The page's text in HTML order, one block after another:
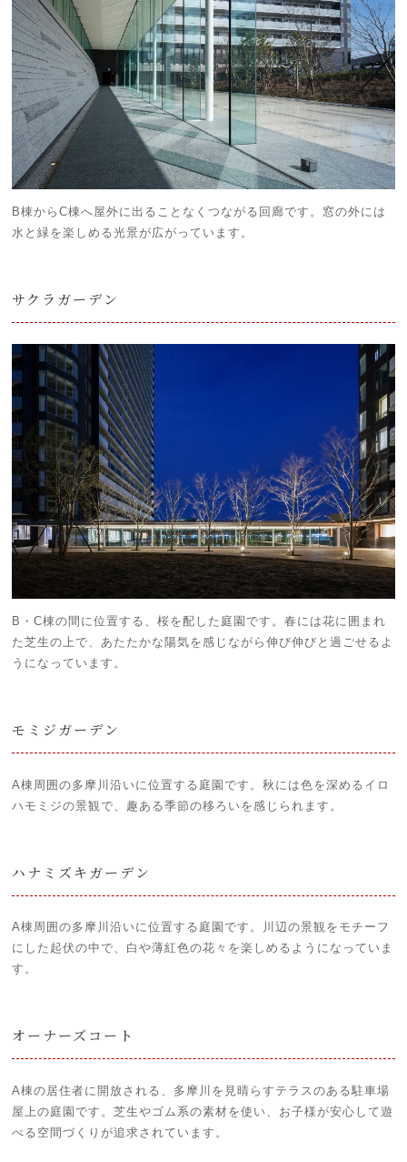
B棟からC棟へ屋外に出ることなくつながる回廊です。窓の外には
水と緑を楽しめる光景が広がっています。
サクラガーデン
B・C棟の間に位置する、桜を配した庭園です。春には花に囲まれ
た芝生の上で、あたたかな陽気を感じながら伸び伸びと過ごせるよ
うになっています。
モミジガーデン
A棟周囲の多摩川沿いに位置する庭園です。秋には色を深めるイロ
ハモミジの景観で、趣ある季節の移ろいを感じられます。
ハナミズキガーデン
A棟周囲の多摩川沿いに位置する庭園です。川辺の景観をモチーフ
にした起伏の中で、白や薄紅色の花々を楽しめるようになっていま
す。
オーナーズコート
A棟の居住者に開放される、多摩川を見晴らすテラスのある駐車場
屋上の庭園です。芝生やゴム系の素材を使い、お子様が安心して遊
べる空間づくりが追求されています。